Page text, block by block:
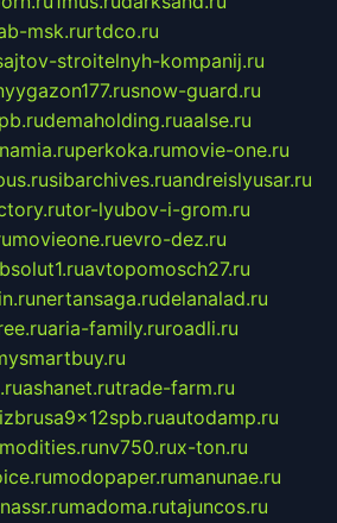
msk.rurtdco.ru
stroitelnyh-kompanij.ru
snow-guard.ru
demaholding.ruaalse.ru
perkoka.rumovie-one.ru
sibarchives.ruandreislyusar.ru
tor-lyubov-i-grom.ru
movieone.ruevro-dez.ru
avtopomosch27.ru
nertansaga.rudelanalad.ru
aria-family.ruroadli.ru
ashanet.rutrade-farm.ru
autodamp.ru
nv750.rux-ton.ru
modopaper.rumanunae.ru
madoma.rutajuncos.ru